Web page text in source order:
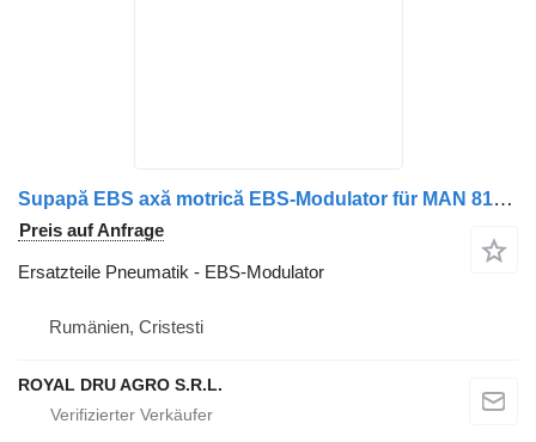
Supapă EBS axă motrică EBS-Modulator für MAN 8152106-6014 / 81521066014 / 81521069014 / 8152106-9014 LKW
Preis auf Anfrage
Ersatzteile Pneumatik - EBS-Modulator
Rumänien, Cristesti
ROYAL DRU AGRO S.R.L.